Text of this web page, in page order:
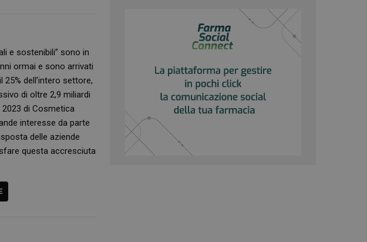
e sostenibili” sono in
ormai e sono arrivati
dell’intero settore,
di oltre 2,9 miliardi
di Cosmetica
interesse da parte
delle aziende
questa accresciuta
come identificatore del cliente. È incluso in ogni
di pagina in un sito e utilizzato per calcolare i
di visitatori, sessioni e campagne per i rapporti di
dei siti.
cookie viene utilizzato da Google Analytics per
cookie viene utilizzato dal servizio Cookie-
per ricordare le preferenze di consenso sui
dei visitatori. È necessario che il banner dei
di Cookie-Script.com funzioni correttamente.